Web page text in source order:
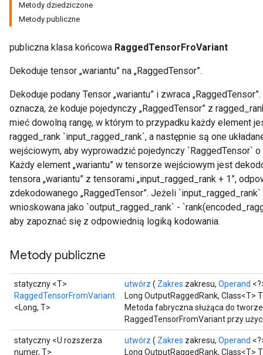
Metody dziedziczone
Metody publiczne
publiczna klasa końcowa RaggedTensorFroVariant
Dekoduje tensor „wariantu” na „RaggedTensor”.
Dekoduje podany Tensor „wariantu” i zwraca
oznacza, że ​​koduje pojedynczy „RaggedTensor” z
mieć dowolną rangę, w którym to przypadku każdy element
ragged_rank `input_ragged_rank`, a następnie są one
wejściowym, aby wyprowadzić pojedynczy `RaggedTensor`
Każdy element „wariantu” w tensorze wejściowym jest
tensora „wariantu” z tensorami „input_ragged_rank + 1”,
zdekodowanego „RaggedTensor”. Jeżeli
wnioskowana jako `output_ragged_rank` -
aby zapoznać się z odpowiednią logiką kodowania.
Metody publiczne
statyczny <T>
RaggedTensorFromVariant
<Long, T>
utwórz ( Zakres zakresu, Operand
Long OutputRaggedRank, Class<T>
Metoda fabryczna służąca do
RaggedTensorFromVariant przy
statyczny <U rozszerza
numer, T>
utwórz ( Zakres zakresu, Operand
Long OutputRaggedRank, Class<T>